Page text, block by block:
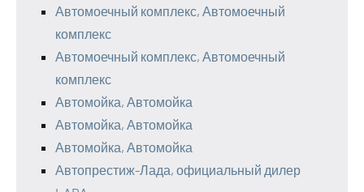
Автомоечный комплекс, Автомоечный
комплекс
Автомоечный комплекс, Автомоечный
комплекс
Автомойка, Автомойка
Автомойка, Автомойка
Автомойка, Автомойка
Автопрестиж-Лада, официальный дилер